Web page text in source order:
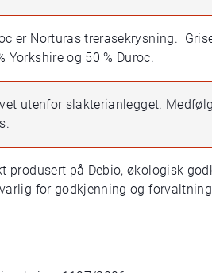
er Norturas trerasekrysning.
Yorkshire og 50 % Duroc.
utenfor slakterianlegget.
produsert på Debio, økologisk
for godkjenning og